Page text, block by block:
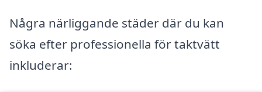
Några närliggande städer där du kan
söka efter professionella för taktvätt
inkluderar: